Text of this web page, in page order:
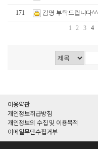
171 감명 부탁드립니다^^
1 2 3 4
이용약관
개인정보취급방침
개인정보의 수집 및 이용목적
이메일무단수집거부